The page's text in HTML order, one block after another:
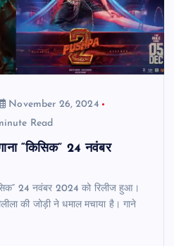
November 26, 2024
Read
“किसिक” 24 नवंबर
24 नवंबर 2024 को रिलीज हुआ।
की जोड़ी ने धमाल मचाया है। गाने